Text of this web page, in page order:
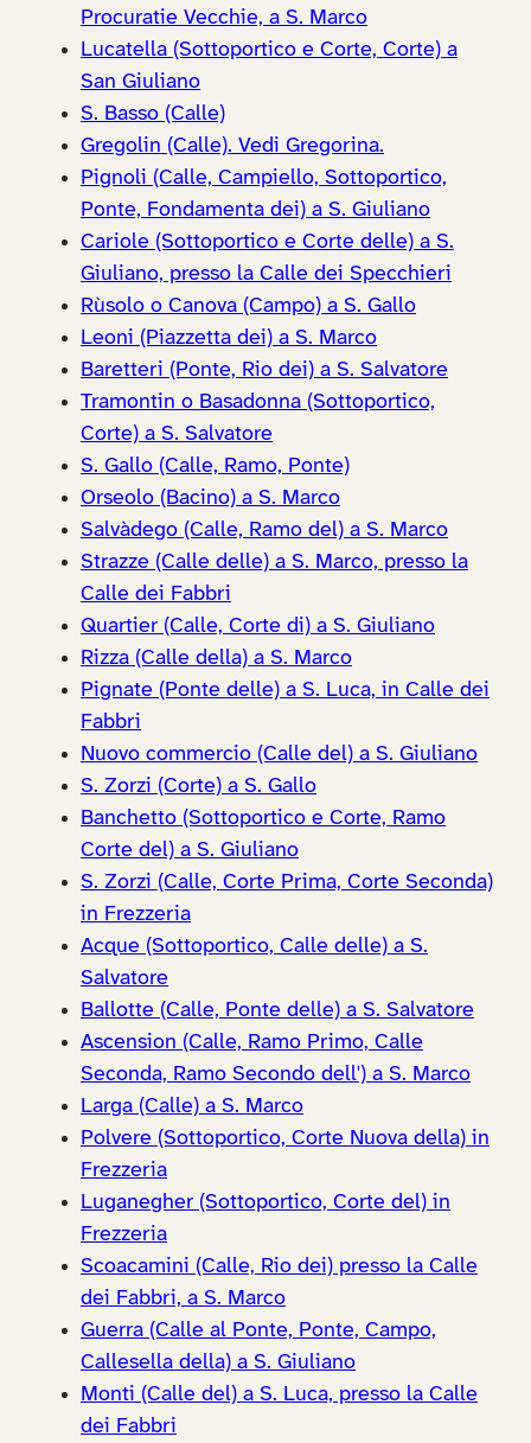
Procuratie Vecchie, a S. Marco
Lucatella (Sottoportico e Corte, Corte) a
San Giuliano
S. Basso (Calle)
Gregolin (Calle). Vedi Gregorina.
Pignoli (Calle, Campiello, Sottoportico,
Ponte, Fondamenta dei) a S. Giuliano
Cariole (Sottoportico e Corte delle) a S.
Giuliano, presso la Calle dei Specchieri
Rùsolo o Canova (Campo) a S. Gallo
Leoni (Piazzetta dei) a S. Marco
Baretteri (Ponte, Rio dei) a S. Salvatore
Tramontin o Basadonna (Sottoportico,
Corte) a S. Salvatore
S. Gallo (Calle, Ramo, Ponte)
Orseolo (Bacino) a S. Marco
Salvàdego (Calle, Ramo del) a S. Marco
Strazze (Calle delle) a S. Marco, presso la
Calle dei Fabbri
Quartier (Calle, Corte di) a S. Giuliano
Rizza (Calle della) a S. Marco
Pignate (Ponte delle) a S. Luca, in Calle dei
Fabbri
Nuovo commercio (Calle del) a S. Giuliano
S. Zorzi (Corte) a S. Gallo
Banchetto (Sottoportico e Corte, Ramo
Corte del) a S. Giuliano
S. Zorzi (Calle, Corte Prima, Corte Seconda)
in Frezzeria
Acque (Sottoportico, Calle delle) a S.
Salvatore
Ballotte (Calle, Ponte delle) a S. Salvatore
Ascension (Calle, Ramo Primo, Calle
Seconda, Ramo Secondo dell') a S. Marco
Larga (Calle) a S. Marco
Polvere (Sottoportico, Corte Nuova della) in
Frezzeria
Luganegher (Sottoportico, Corte del) in
Frezzeria
Scoacamini (Calle, Rio dei) presso la Calle
dei Fabbri, a S. Marco
Guerra (Calle al Ponte, Ponte, Campo,
Callesella della) a S. Giuliano
Monti (Calle del) a S. Luca, presso la Calle
dei Fabbri